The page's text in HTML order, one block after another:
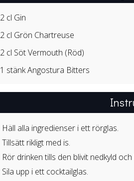
2 cl Gin
2 cl Grön Chartreuse
2 cl Söt Vermouth (Röd)
1 stänkAngostura Bitters
Häll alla ingredienser i ett rörglas.
Tillsätt rikligt med is.
Rör drinken tills den blivit nedkyld
Sila upp i ett cocktailglas.